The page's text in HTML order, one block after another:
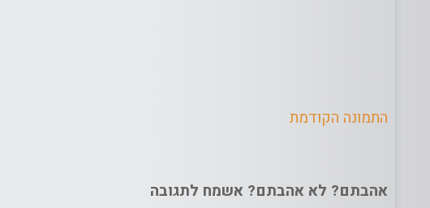
התמונה הקודמת
אהבתם? לא אהבתם? אשמח לתגובה